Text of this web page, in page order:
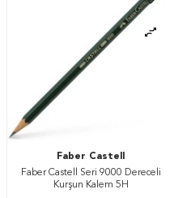
Faber Castell
Faber Castell Seri 9000 Dereceli
Kurşun Kalem 5H